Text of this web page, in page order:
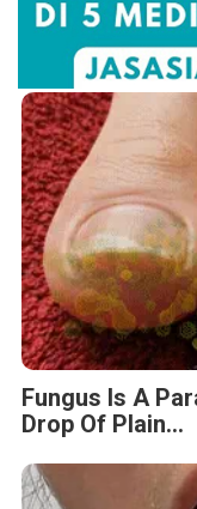
Fungus Is A
Drop Of Plain...